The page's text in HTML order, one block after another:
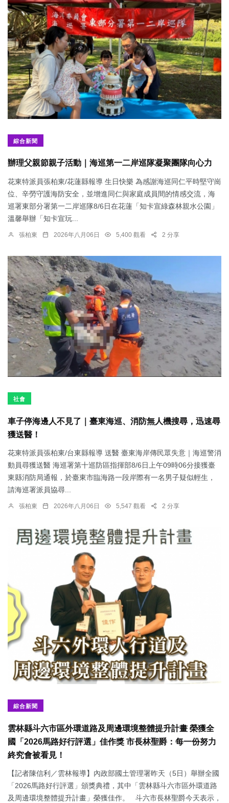
綜合新聞
辦理父親節親子活動｜海巡第一二岸巡隊凝聚團隊向心力
花東特派員張柏東/花蓮縣報導 生日快樂 為感謝海巡同仁平時堅守崗
位、辛勞守護海防安全，並增進同仁與家庭成員間的情感交流，海
巡署東部分署第一二岸巡隊8/6日在花蓮「知卡宣綠森林親水公園」
溫馨舉辦「知卡宣玩...
張柏東 2026年八月06日 5,400 觀看 2 分享
社會
車子停海邊人不見了｜臺東海巡、消防無人機搜尋，迅速尋
獲送醫！
花東特派員張柏東/台東縣報導 送醫 臺東海岸傳民眾失意｜海巡警消
動員尋獲送醫 海巡署第十巡防區指揮部8/6日上午09時06分接獲臺
東縣消防局通報，於臺東市臨海路一段岸際有一名男子疑似輕生，
請海巡署派員協尋...
張柏東 2026年八月06日 5,547 觀看 2 分享
綜合新聞
雲林縣斗六市區外環道路及周邊環境整體提升計畫 榮獲全
國「2026馬路好行評選」佳作獎 市長林聖爵：每一份努力
終究會被看見！
【記者陳信利／雲林報導】內政部國土管理署昨天（5日）舉辦全國
「2026馬路好行評選」頒獎典禮，其中「雲林縣斗六市區外環道路
及周邊環境整體提升計畫」榮獲佳作。 斗六市長林聖爵今天表示，